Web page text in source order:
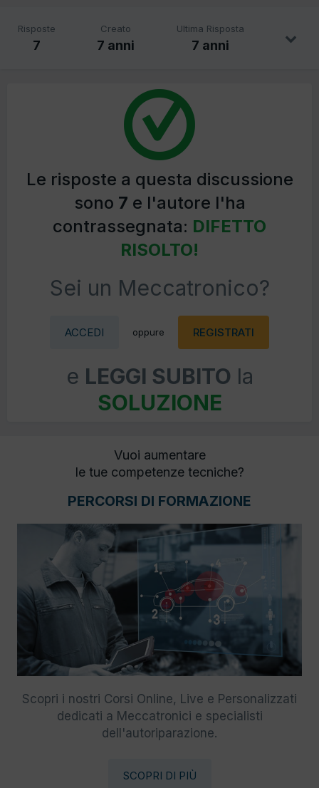
Risposte
7
Creato
7 anni
Ultima Risposta
7 anni
Le risposte a questa discussione
sono 7 e l'autore l'ha
contrassegnata: DIFETTO
RISOLTO!
Sei un Meccatronico?
ACCEDI oppure REGISTRATI
e LEGGI SUBITO la
SOLUZIONE
Vuoi aumentare
le tue competenze tecniche?
PERCORSI DI FORMAZIONE
Scopri i nostri Corsi Online, Live e Personalizzati
dedicati a Meccatronici e specialisti
dell'autoriparazione.
SCOPRI DI PIÙ